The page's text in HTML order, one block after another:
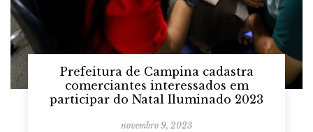
Prefeitura de Campina cadastra
comerciantes interessados em
participar do Natal Iluminado 2023
novembro 9, 2023